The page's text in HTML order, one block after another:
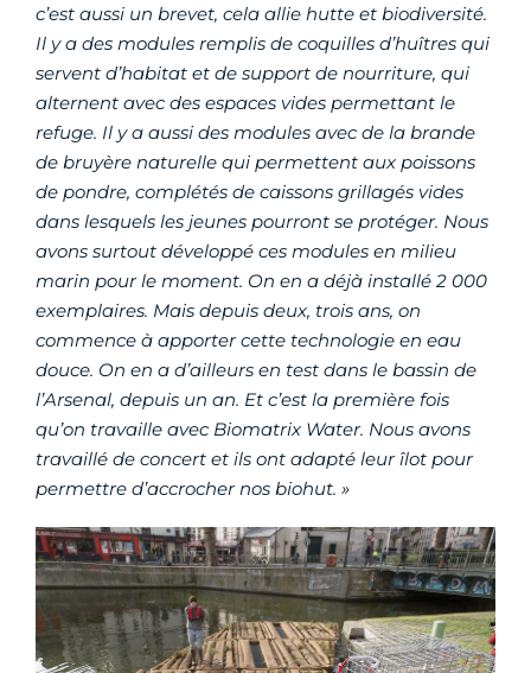
c’est aussi un brevet, cela allie hutte et biodiversité.
Il y a des modules remplis de coquilles d’huîtres qui
servent d’habitat et de support de nourriture, qui
alternent avec des espaces vides permettant le
refuge. Il y a aussi des modules avec de la brande
de bruyère naturelle qui permettent aux poissons
de pondre, complétés de caissons grillagés vides
dans lesquels les jeunes pourront se protéger. Nous
avons surtout développé ces modules en milieu
marin pour le moment. On en a déjà installé 2 000
exemplaires. Mais depuis deux, trois ans, on
commence à apporter cette technologie en eau
douce. On en a d’ailleurs en test dans le bassin de
l’Arsenal, depuis un an. Et c’est la première fois
qu’on travaille avec Biomatrix Water. Nous avons
travaillé de concert et ils ont adapté leur îlot pour
permettre d’accrocher nos biohut. »